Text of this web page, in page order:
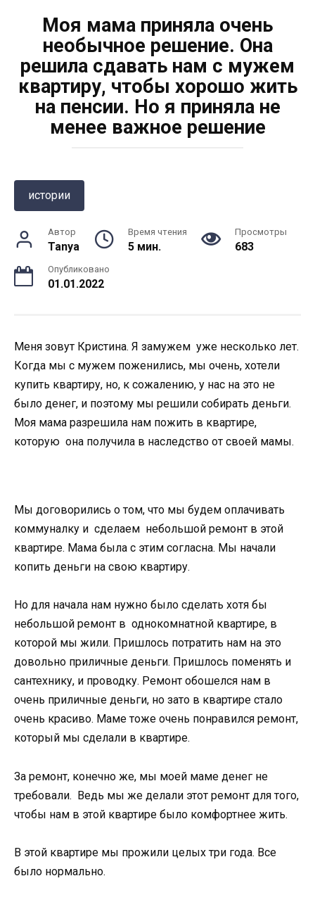
Моя мама приняла очень
необычное решение. Она
решила сдавать нам с мужем
квартиру, чтобы хорошо жить
на пенсии. Но я приняла не
менее важное решение
истории
Автор
Tanya
Время чтения
5 мин.
Просмотры
683
Опубликовано
01.01.2022
Меня зовут Кристина. Я замужем уже несколько лет.
Когда мы с мужем поженились, мы очень, хотели
купить квартиру, но, к сожалению, у нас на это не
было денег, и поэтому мы решили собирать деньги.
Моя мама разрешила нам пожить в квартире,
которую она получила в наследство от своей мамы.
Мы договорились о том, что мы будем оплачивать
коммуналку и сделаем небольшой ремонт в этой
квартире. Мама была с этим согласна. Мы начали
копить деньги на свою квартиру.
Но для начала нам нужно было сделать хотя бы
небольшой ремонт в однокомнатной квартире, в
которой мы жили. Пришлось потратить нам на это
довольно приличные деньги. Пришлось поменять и
сантехнику, и проводку. Ремонт обошелся нам в
очень приличные деньги, но зато в квартире стало
очень красиво. Маме тоже очень понравился ремонт,
который мы сделали в квартире.
За ремонт, конечно же, мы моей маме денег не
требовали. Ведь мы же делали этот ремонт для того,
чтобы нам в этой квартире было комфортнее жить.
В этой квартире мы прожили целых три года. Все
было нормально.